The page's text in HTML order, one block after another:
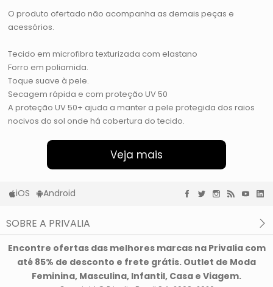
O produto ofertado não acompanha as demais peças e
acessórios.
Tecido em microfibra texturizada com elastano
Forro em poliamida.
Toque suave à pele.
Secagem rápida e com proteção UV 50
A proteção UV 50+ ajuda a manter a pele protegida dos raios
nocivos do sol onde há cobertura do tecido.
Veja mais
iOS Android
SOBRE A PRIVALIA
Privacidade e Cookies
Condições de uso
Encontre ofertas das melhores marcas na Privalia com
até 85% de desconto e frete grátis. Outlet de Moda
Feminina, Masculina, Infantil, Casa e Viagem.